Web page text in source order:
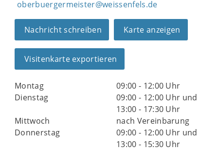
oberbuergermeister@weissenfels.de
Nachricht schreiben Karte anzeigen
Visitenkarte exportieren
Montag
09:00 - 12:00 Uhr
Dienstag
09:00 - 12:00 Uhr und
13:00 - 17:30 Uhr
Mittwoch
nach Vereinbarung
Donnerstag
09:00 - 12:00 Uhr und
13:00 - 15:30 Uhr